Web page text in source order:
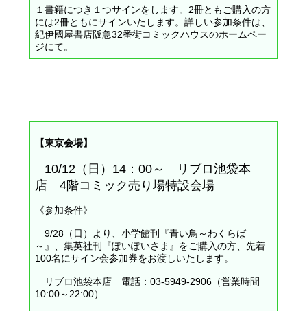
１書籍につき１つサインをします。2冊ともご購入の方
には2冊ともにサインいたします。詳しい参加条件は、
紀伊國屋書店阪急32番街コミックハウスのホームペー
ジにて。
【東京会場】
10/12（日）14：00～ リブロ池袋本
店 4階コミック売り場特設会場
《参加条件》
9/28（日）より、小学館刊『青い鳥～わくらば
～』、集英社刊『ぽいぽいさま』をご購入の方、先着
100名にサイン会参加券をお渡しいたします。
リブロ池袋本店 電話：03-5949-2906（営業時間
10:00～22:00）